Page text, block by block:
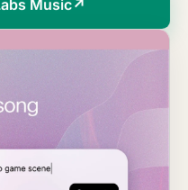
Music↗